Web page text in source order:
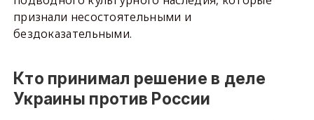
признали несостоятельными и
бездоказательными.
Кто принимал решение в деле
Украины против России